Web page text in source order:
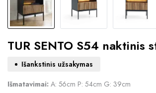
TUR SENTO S54 naktinis
Išankstinis užsakymas
Išmatavimai: A: 56cm P: 54cm G: 39cm